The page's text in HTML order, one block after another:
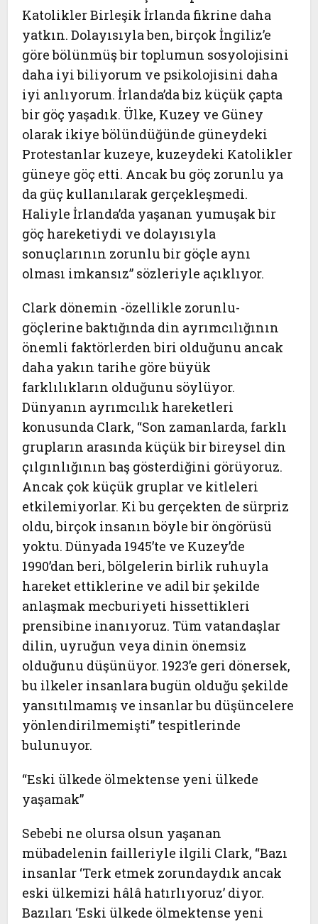
Katolikler Birleşik İrlanda fikrine daha
yatkın. Dolayısıyla ben, birçok İngiliz’e
göre bölünmüş bir toplumun sosyolojisini
daha iyi biliyorum ve psikolojisini daha
iyi anlıyorum. İrlanda’da biz küçük çapta
bir göç yaşadık. Ülke, Kuzey ve Güney
olarak ikiye bölündüğünde güneydeki
Protestanlar kuzeye, kuzeydeki Katolikler
güneye göç etti. Ancak bu göç zorunlu ya
da güç kullanılarak gerçekleşmedi.
Haliyle İrlanda’da yaşanan yumuşak bir
göç hareketiydi ve dolayısıyla
sonuçlarının zorunlu bir göçle aynı
olması imkansız” sözleriyle açıklıyor.
Clark dönemin -özellikle zorunlu-
göçlerine baktığında din ayrımcılığının
önemli faktörlerden biri olduğunu ancak
daha yakın tarihe göre büyük
farklılıkların olduğunu söylüyor.
Dünyanın ayrımcılık hareketleri
konusunda Clark, “Son zamanlarda, farklı
grupların arasında küçük bir bireysel din
çılgınlığının baş gösterdiğini görüyoruz.
Ancak çok küçük gruplar ve kitleleri
etkilemiyorlar. Ki bu gerçekten de sürpriz
oldu, birçok insanın böyle bir öngörüsü
yoktu. Dünyada 1945’te ve Kuzey’de
1990’dan beri, bölgelerin birlik ruhuyla
hareket ettiklerine ve adil bir şekilde
anlaşmak mecburiyeti hissettikleri
prensibine inanıyoruz. Tüm vatandaşlar
dilin, uyruğun veya dinin önemsiz
olduğunu düşünüyor. 1923’e geri dönersek,
bu ilkeler insanlara bugün olduğu şekilde
yansıtılmamış ve insanlar bu düşüncelere
yönlendirilmemişti” tespitlerinde
bulunuyor.
“Eski ülkede ölmektense yeni ülkede
yaşamak”
Sebebi ne olursa olsun yaşanan
mübadelenin failleriyle ilgili Clark, “Bazı
insanlar ‘Terk etmek zorundaydık ancak
eski ülkemizi hâlâ hatırlıyoruz’ diyor.
Bazıları ‘Eski ülkede ölmektense yeni